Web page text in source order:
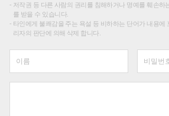
저작권 등 다른 사람의 권리를 침해하거나 명예를 훼손하
를 받을 수 있습니다.
타인에게 불쾌감을 주는 욕설 등 비하하는 단어가 내용에
리자의 판단에 의해 삭제 합니다.